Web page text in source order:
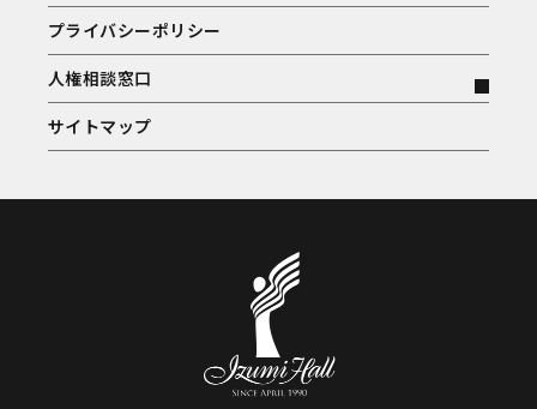
プライバシーポリシー
人権相談窓口
サイトマップ